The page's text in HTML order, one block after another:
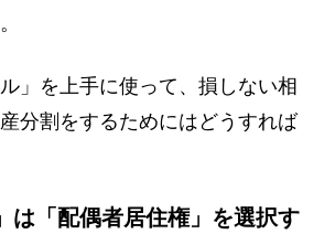
」を上手に使って、損しない相
分割をするためにはどうすれば
は「配偶者居住権」を選択す